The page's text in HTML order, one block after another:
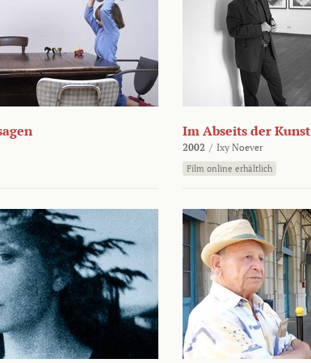
Im Abseits der Kunst
2002 / Ixy Noever
Film online erhältlich